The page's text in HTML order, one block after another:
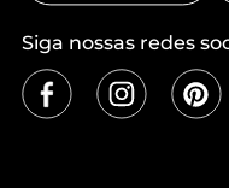
Siga nossas redes